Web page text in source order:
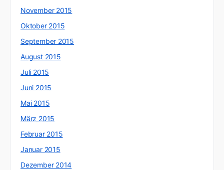
November 2015
Oktober 2015
September 2015
August 2015
Juli 2015
Juni 2015
Mai 2015
März 2015
Februar 2015
Januar 2015
Dezember 2014